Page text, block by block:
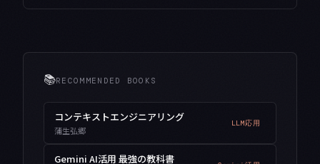
📚RECOMMENDED BOOKS
コンテキストエンジニアリング
蒲生弘郷
LLM応用
Gemini AI活用 最強の教科書